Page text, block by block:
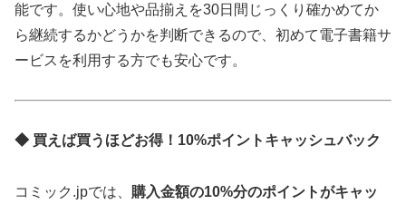
能です。使い心地や品揃えを30日間じっくり確かめてか
ら継続するかどうかを判断できるので、初めて電子書籍サ
ービスを利用する方でも安心です。
◆ 買えば買うほどお得！10%ポイントキャッシュバック
コミック.jpでは、 購入金額の10%分のポイントがキャッ